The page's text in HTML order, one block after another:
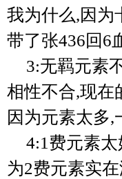
我为什么,因为
带了张436回6
3:无羁元素
相性不合,现在
因为元素太多,
4:1费元素
为2费元素实